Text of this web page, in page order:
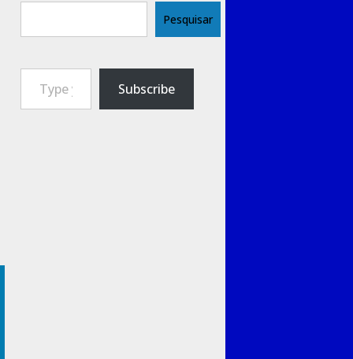
Pesquisar
Type your email…
Subscribe